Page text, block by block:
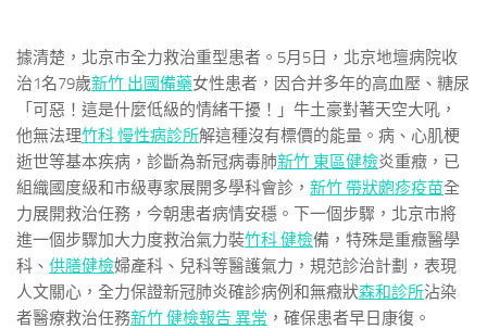
據清楚，北京市全力救治重型患者。5月5日，北京地壇病院收
治1名79歲新竹 出國備藥女性患者，因合并多年的高血壓、糖尿
「可惡！這是什麼低級的情緒干擾！」牛土豪對著天空大吼，
他無法理竹科 慢性病診所解這種沒有標價的能量。病、心肌梗
逝世等基本疾病，診斷為新冠病毒肺新竹 東區健檢炎重癥，已
組織國度級和市級專家展開多學科會診， 新竹 帶狀皰疹疫苗全
力展開救治任務，今朝患者病情安穩。下一個步驟，北京市將
進一個步驟加大力度救治氣力裝竹科 健檢備，特殊是重癥醫學
科、 供膳健檢婦產科、兒科等醫護氣力，規范診治計劃，表現
人文關心，全力保證新冠肺炎確診病例和無癥狀森和診所沾染
者醫療救治任務新竹 健檢報告 異常 ，確保患者早日康復。